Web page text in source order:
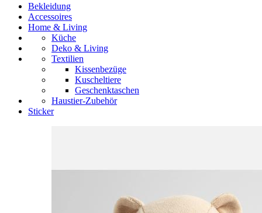
Bekleidung
Accessoires
Home & Living
Küche
Deko & Living
Textilien
Kissenbezüge
Kuscheltiere
Geschenktaschen
Haustier-Zubehör
Sticker